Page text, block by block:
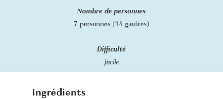
Nombre de personnes
7 personnes (14 gaufres)
Difficulté
facile
Ingrédients